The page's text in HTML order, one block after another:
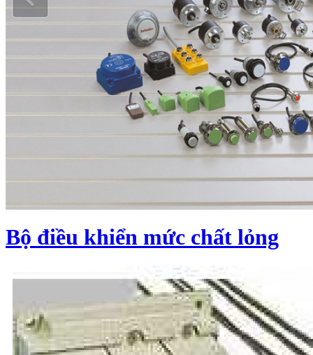
Bộ điều khiển mức chất lỏng